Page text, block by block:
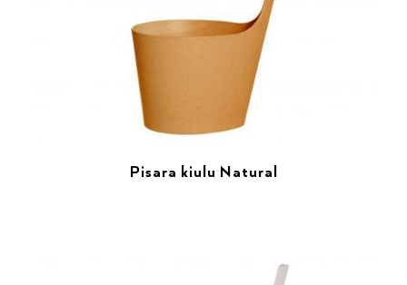
Pisara kiulu Natural